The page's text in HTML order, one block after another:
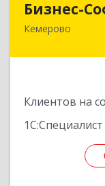
Бизнес-
Кемерово
Клиентов на
1С:Специалист
650992,